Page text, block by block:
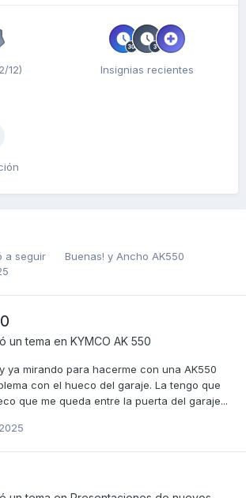
12) Insignias recientes
a seguir Buenas! y Ancho AK550
un tema en KYMCO AK 550
ya mirando para hacerme con una AK550
con el hueco del garaje. La tengo que
que me queda entre la puerta del garaje...